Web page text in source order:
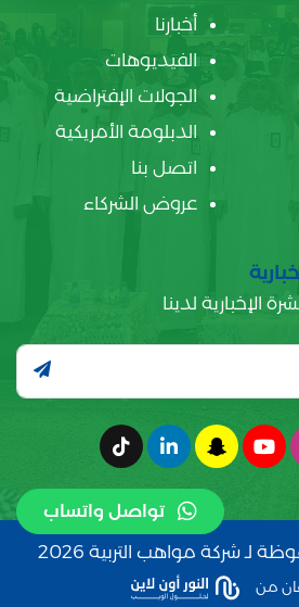
تواصل واتساب
أخبارنا
الفيديوهات
الجولات الإفتراضية
الدبلومة الأمريكية
اتصل بنا
عروض الشركاء
الإخبارية لدينا
شركة مواهب التربية 2026
من